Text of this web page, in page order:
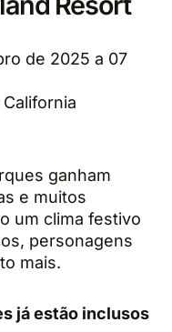
de 2025 a 07
ganham
e muitos
um clima festivo
personagens
mais.
já estão inclusos